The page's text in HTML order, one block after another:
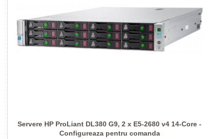
Servere HP ProLiant DL380 G9, 2 x E5-2680 v4 14-Core -
Configureaza pentru comanda